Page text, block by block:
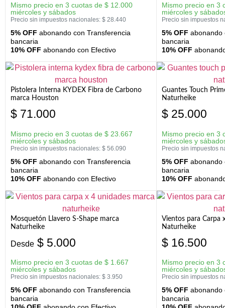
Mismo precio en 3 cuotas de $ 12.000
miércoles y sábados
Precio sin impuestos nacionales: $ 28.440
5% OFF abonando con Transferencia
bancaria
10% OFF abonando con Efectivo
Mismo precio en 3
miércoles y
Precio sin impuestos
5% OFF abonando
bancaria
10% OFF
Pistolera Interna KYDEX Fibra de Carbono
marca Houston
$ 71.000
Mismo precio en 3 cuotas de $ 23.667
miércoles y sábados
Precio sin impuestos nacionales: $ 56.090
5% OFF abonando con Transferencia
bancaria
10% OFF abonando con Efectivo
Guantes Touch
Naturheike
$ 25.000
Mismo precio en 3
miércoles y
Precio sin impuestos
5% OFF abonando
bancaria
10% OFF
Mosquetón Llavero S-Shape marca
Naturheike
Desde $ 5.000
Mismo precio en 3 cuotas de $ 1.667
miércoles y sábados
Precio sin impuestos nacionales: $ 3.950
5% OFF abonando con Transferencia
bancaria
Vientos para Carpa
Naturheike
$ 16.500
Mismo precio en 3
miércoles y
Precio sin impuestos
5% OFF abonando
bancaria